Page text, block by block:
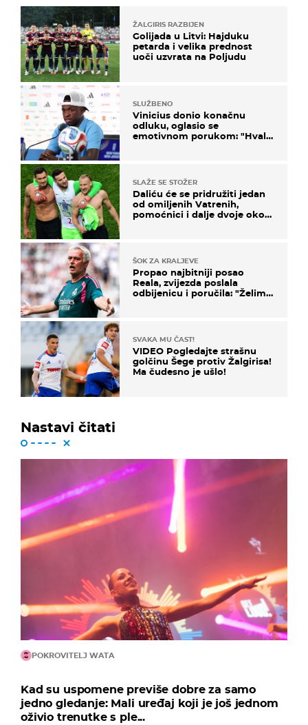
ŽALGIRIS RAZBIJEN
Golijada u Litvi: Hajduku
petarda i velika prednost
uoči uzvrata na Poljudu
SLUŽBENO
Vinicius donio konačnu
odluku, oglasio se
emotivnom porukom: "Hvala
SLAŽE SE STOŽER
Daliću će se pridružiti jedan
od omiljenih Vatrenih,
pomoćnici i dalje dvoje oko
ŠOK ZA KRALJEVE
Propao najbitniji posao
Reala, zvijezda poslala
odbijenicu i poručila: "Želim
SVAKA MU ČAST!
VIDEO Pogledajte strašnu
golčinu Šege protiv Žalgirisa!
Ma čudesno je ušlo!
Nastavi čitati
POKROVITELJ WATA
Kad su uspomene previše dobre za samo
jedno gledanje: Mali uređaj koji je još jednom
oživio trenutke s ple...